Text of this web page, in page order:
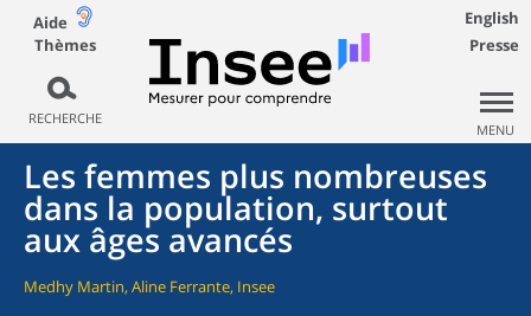
Aide
Thèmes
RECHERCHE
English
Presse
MENU
Les femmes plus nombreuses
dans la population, surtout
aux âges avancés
Medhy Martin, Aline Ferrante, Insee